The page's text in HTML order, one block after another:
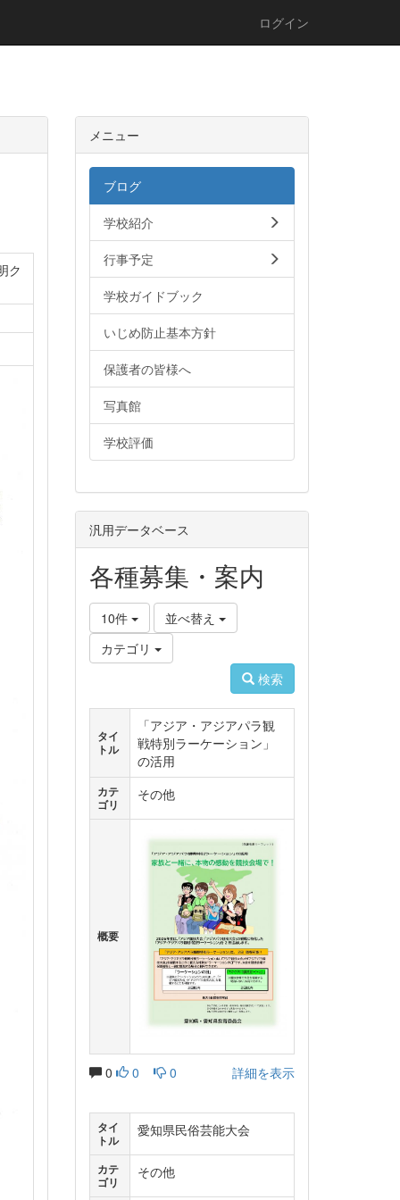
ログイン
ク
メニュー
ブログ
学校紹介
行事予定
学校ガイドブック
いじめ防止基本方針
保護者の皆様へ
写真館
学校評価
汎用データベース
各種募集・案内
10件
並べ替え
カテゴリ
検索
タイ
トル
「アジア・アジアパラ観
戦特別ラーケーション」
の活用
カテ
ゴリ
その他
概要
0 0 0 詳細を表示
タイ
トル
愛知県民俗芸能大会
カテ
ゴリ
その他